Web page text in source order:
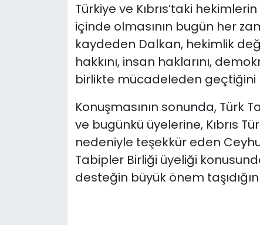
Türkiye ve Kıbrıs’taki
içinde olmasının bugün her
kaydeden Dalkan, hekimlik
hakkını, insan haklarını,
birlikte mücadeleden geçtiğini
Konuşmasının sonunda, Türk
ve bugünkü üyelerine, Kıbrıs
nedeniyle teşekkür eden
Tabipler Birliği üyeliği
desteğin büyük önem